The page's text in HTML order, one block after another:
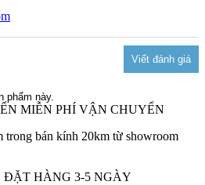
phẩm này.
MIỄN PHÍ VẬN CHUYỂN
trong bán kính 20km từ showroom
ĐẶT HÀNG 3-5 NGÀY